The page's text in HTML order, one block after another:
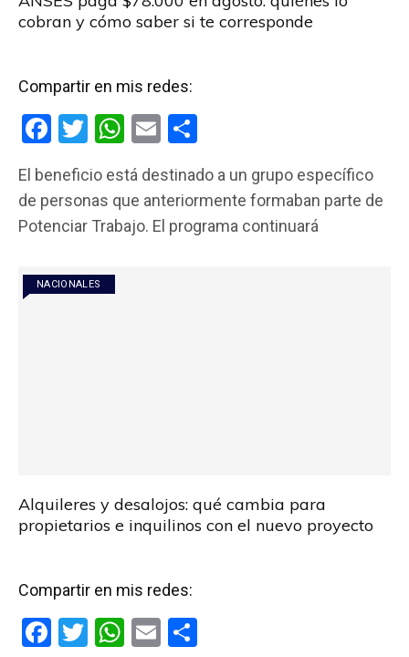
cobran y cómo saber si te corresponde
Compartir en mis redes:
F
ce
b
o
k
T
tt
er
W
at
s
A
E
ail m
p
ar
El beneficio está destinado a un grupo específico
de personas que anteriormente formaban parte de
Potenciar Trabajo. El programa continuará
NACIONALES
Alquileres y desalojos: qué cambia para
propietarios e inquilinos con el nuevo proyecto
Compartir en mis redes:
F
T
W
E